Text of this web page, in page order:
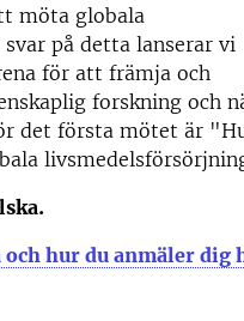
möta globala
på detta lanserar vi
för att främja och
forskning och
det första mötet är
hur du anmäler dig